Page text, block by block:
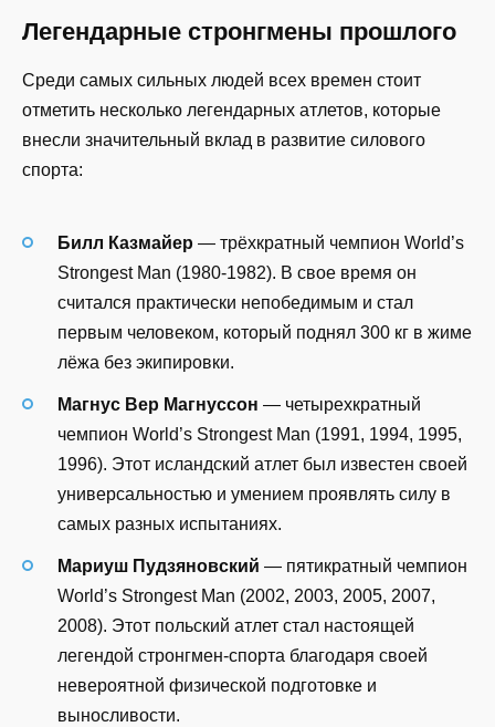
Легендарные стронгмены прошлого
Среди самых сильных людей всех времен стоит
отметить несколько легендарных атлетов, которые
внесли значительный вклад в развитие силового
спорта:
Билл Казмайер — трёхкратный чемпион World’s
Strongest Man (1980-1982). В свое время он
считался практически непобедимым и стал
первым человеком, который поднял 300 кг в жиме
лёжа без экипировки.
Магнус Вер Магнуссон — четырехкратный
чемпион World’s Strongest Man (1991, 1994, 1995,
1996). Этот исландский атлет был известен своей
универсальностью и умением проявлять силу в
самых разных испытаниях.
Мариуш Пудзяновский — пятикратный чемпион
World’s Strongest Man (2002, 2003, 2005, 2007,
2008). Этот польский атлет стал настоящей
легендой стронгмен-спорта благодаря своей
невероятной физической подготовке и
выносливости.